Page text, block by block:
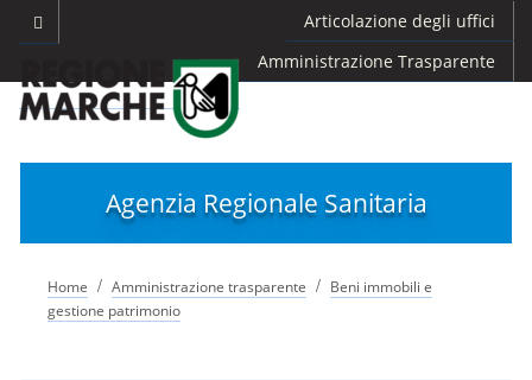
Articolazione degli uffici
Amministrazione Trasparente
Agenzia Regionale Sanitaria
Home / Amministrazione trasparente / Beni immobili e
gestione patrimonio